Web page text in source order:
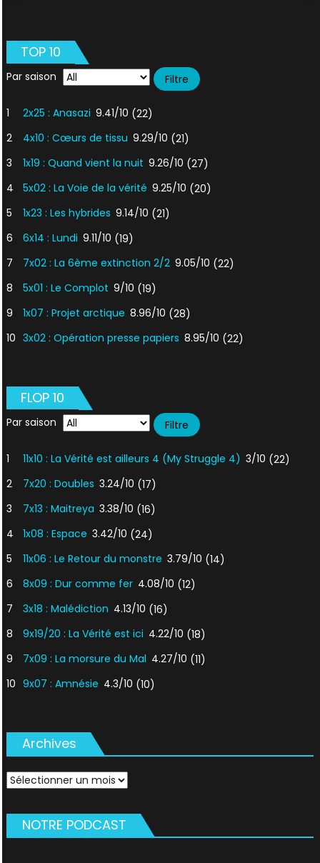
TOP 10
Par saison
1 2x25 : Anasazi 9.41/10 (22)
2
4x10 : Cœurs de tissu 9.29/10 (21)
3
1x19 : Quand vient la nuit 9.26/10 (27)
4
5x02 : La Voie de la vérité 9.25/10 (20)
5
1x23 : Les hybrides 9.14/10 (21)
6
6x14 : Lundi 9.11/10 (19)
7
7x02 : La 6ème extinction 2/2 9.05/10 (22)
8
5x01 : Le Complot 9/10 (19)
9
1x07 : Projet arctique 8.96/10 (28)
10 3x02 : Opération presse papiers 8.95/10 (22)
FLOP 10
Par saison
1 11x10 : La Vérité est ailleurs 4 (My Struggle 4) 3/10 (22)
2
7x20 : Doubles 3.24/10 (17)
3
7x13 : Maitreya 3.38/10 (16)
4
1x08 : Espace 3.42/10 (24)
5
11x06 : Le Retour du monstre 3.79/10 (14)
6
8x09 : Dur comme fer 4.08/10 (12)
7
3x18 : Malédiction 4.13/10 (16)
8
9x19/20 : La Vérité est ici 4.22/10 (18)
9
7x09 : La morsure du Mal 4.27/10 (11)
10 9x07 : Amnésie 4.3/10 (10)
Archives
Archives
NOTRE PODCAST